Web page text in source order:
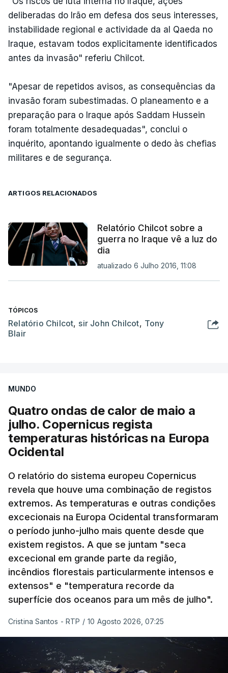
deliberadas do Irão em defesa dos seus interesses,
instabilidade regional e actividade da al Qaeda no
Iraque, estavam todos explicitamente identificados
antes da invasão" referiu Chilcot.
"Apesar de repetidos avisos, as consequências da
invasão foram subestimadas. O planeamento e a
preparação para o Iraque após Saddam Hussein
foram totalmente desadequadas", conclui o
inquérito, apontando igualmente o dedo às chefias
militares e de segurança.
ARTIGOS RELACIONADOS
Relatório Chilcot sobre a
guerra no Iraque vê a luz do
dia
atualizado 6 Julho 2016, 11:08
TÓPICOS
Relatório Chilcot, sir John Chilcot, Tony
Blair
MUNDO
Quatro ondas de calor de maio a
julho. Copernicus regista
temperaturas históricas na Europa
Ocidental
O relatório do sistema europeu Copernicus
revela que houve uma combinação de registos
extremos. As temperaturas e outras condições
excecionais na Europa Ocidental transformaram
o período junho-julho mais quente desde que
existem registos. A que se juntam "seca
excecional em grande parte da região,
incêndios florestais particularmente intensos e
extensos" e "temperatura recorde da
superfície dos oceanos para um mês de julho".
Cristina Santos - RTP / 10 Agosto 2026, 07:25